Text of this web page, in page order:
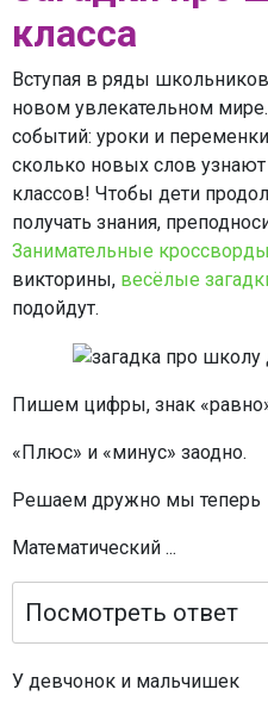
класса
Вступая в ряды
новом увлекательном
событий: уроки и
сколько новых слов
классов! Чтобы дети
получать знания,
Занимательные кроссворды
викторины, весёлые
подойдут.
Пишем цифры, знак
«Плюс» и «минус» заодно.
Решаем дружно мы теперь
Математический ...
Посмотреть ответ
У девчонок и мальчишек